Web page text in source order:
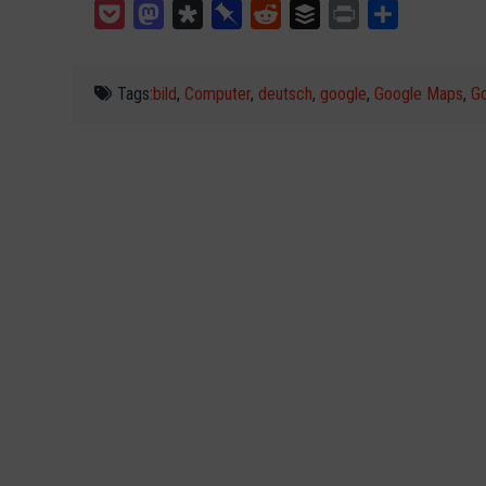
Pocket MastodonDiasporaPinboardReddit Buffer Print
Tags:bild, Computer, deutsch, google, Google Maps,